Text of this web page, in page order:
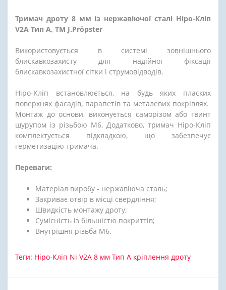
Тримач дроту 8 мм із нержавіючої сталі Ніро-Кліп
V2A Тип А, ТМ J.Pröpster
Використовується в системі зовнішнього
блискавкозахисту для надійної фіксації
блискавкозахистної сітки і струмовідводів.
Ніро-Кліп встановлюється, на будь яких пласких
поверхнях фасадів, парапетів та металевих покрівлях.
Монтаж до основи, виконується саморізом або гвинт
шурупом із різьбою М6. Додатково, тримач Ніро-Кліп
комплектується підкладкою, що забезпечує
герметизацію тримача.
Переваги:
Матеріал виробу - нержавіюча сталь;
Закриває отвір в місці свердління;
Швидкість монтажу дроту;
Сумісність із більшістю покриттів;
Внутрішня різьба М6.
Теги: Ніро-Кліп Ni V2A 8 мм Тип А кріплення дроту